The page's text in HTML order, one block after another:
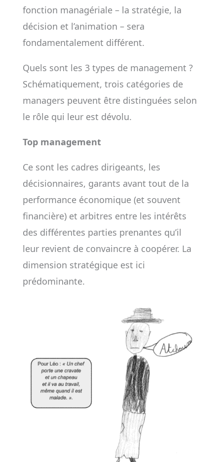
fonction managériale – la stratégie, la
décision et l’animation – sera
fondamentalement différent.
Quels sont les 3 types de management ?
Schématiquement, trois catégories de
managers peuvent être distinguées selon
le rôle qui leur est dévolu.
Top management
Ce sont les cadres dirigeants, les
décisionnaires, garants avant tout de la
performance économique (et souvent
financière) et arbitres entre les intérêts
des différentes parties prenantes qu’il
leur revient de convaincre à coopérer. La
dimension stratégique est ici
prédominante.